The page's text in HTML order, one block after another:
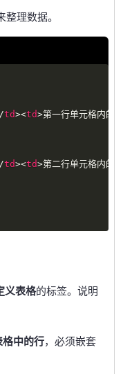
理数据。
td><td>第一行单元格内的
td><td>第二行单元格内的
义表格的标签。说明
格中的行，必须嵌套